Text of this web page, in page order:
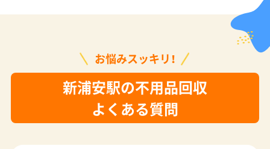
お悩みスッキリ！
新浦安駅の不用品回収
よくある質問